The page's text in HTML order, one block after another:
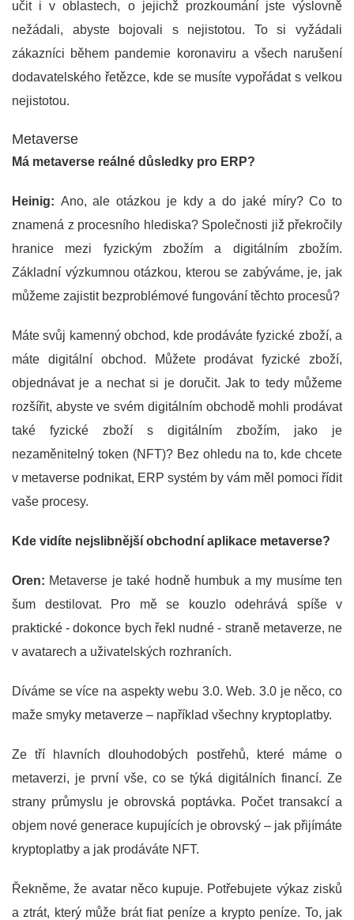
učit i v oblastech, o jejichž prozkoumání jste výslovně
nežádali, abyste bojovali s nejistotou. To si vyžádali
zákazníci během pandemie koronaviru a všech narušení
dodavatelského řetězce, kde se musíte vypořádat s velkou
nejistotou.
Metaverse
Má metaverse reálné důsledky pro ERP?
Heinig: Ano, ale otázkou je kdy a do jaké míry? Co to
znamená z procesního hlediska? Společnosti již překročily
hranice mezi fyzickým zbožím a digitálním zbožím.
Základní výzkumnou otázkou, kterou se zabýváme, je, jak
můžeme zajistit bezproblémové fungování těchto procesů?
Máte svůj kamenný obchod, kde prodáváte fyzické zboží, a
máte digitální obchod. Můžete prodávat fyzické zboží,
objednávat je a nechat si je doručit. Jak to tedy můžeme
rozšířit, abyste ve svém digitálním obchodě mohli prodávat
také fyzické zboží s digitálním zbožím, jako je
nezaměnitelný token (NFT)? Bez ohledu na to, kde chcete
v metaverse podnikat, ERP systém by vám měl pomoci řídit
vaše procesy.
Kde vidíte nejslibnější obchodní aplikace metaverse?
Oren: Metaverse je také hodně humbuk a my musíme ten
šum destilovat. Pro mě se kouzlo odehrává spíše v
praktické - dokonce bych řekl nudné - straně metaverze, ne
v avatarech a uživatelských rozhraních.
Díváme se více na aspekty webu 3.0. Web. 3.0 je něco, co
maže smyky metaverze – například všechny kryptoplatby.
Ze tří hlavních dlouhodobých postřehů, které máme o
metaverzi, je první vše, co se týká digitálních financí. Ze
strany průmyslu je obrovská poptávka. Počet transakcí a
objem nové generace kupujících je obrovský – jak přijímáte
kryptoplatby a jak prodáváte NFT.
Řekněme, že avatar něco kupuje. Potřebujete výkaz zisků
a ztrát, který může brát fiat peníze a krypto peníze. To, jak